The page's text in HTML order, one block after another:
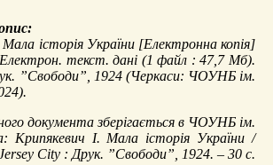
Мала історія України[Електронна копія]
текст. дані (1 файл : 47,7 Мб).
”Свободи”, 1924 (Черкаси: ЧОУНБ ім.
документа зберігається в ЧОУНБ ім.
Крипякевич І. Мала історія України /
Сity : Друк. ”Свободи”, 1924. – 30 с.